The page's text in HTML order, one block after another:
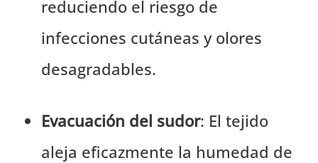
reduciendo el riesgo de
infecciones cutáneas y olores
desagradables.
Evacuación del sudor: El tejido
aleja eficazmente la humedad de